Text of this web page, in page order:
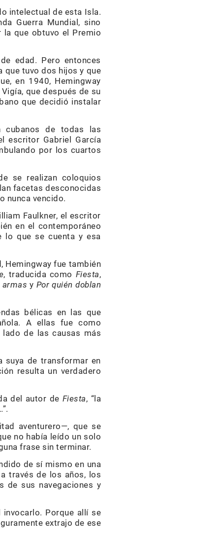
intelectual de esta Isla.
Guerra Mundial, sino
la que obtuvo el Premio
edad. Pero entonces
que tuvo dos hijos y que
en 1940, Hemingway
que después de su
que decidió instalar
cubanos de todas las
escritor Gabriel García
por los cuartos
se realizan coloquios
facetas desconocidas
nunca vencido.
Faulkner, el escritor
en el contemporáneo
lo que se cuenta y esa
Hemingway fue también
, traducida como Fiesta,
armas y Por quién doblan
bélicas en las que
A ellas fue como
de las causas más
suya de transformar en
resulta un verdadero
del autor de Fiesta, “la
aventurero—, que se
no había leído un solo
frase sin terminar.
de sí mismo en una
través de los años, los
de sus navegaciones y
Porque allí se
extrajo de ese